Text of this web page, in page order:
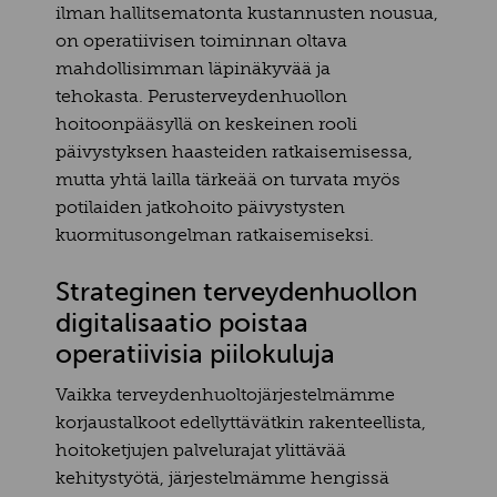
ilman hallitsematonta kustannusten nousua,
on operatiivisen toiminnan oltava
mahdollisimman läpinäkyvää ja
tehokasta. Perusterveydenhuollon
hoitoonpääsyllä on keskeinen rooli
päivystyksen haasteiden ratkaisemisessa,
mutta yhtä lailla tärkeää on turvata myös
potilaiden jatkohoito päivystysten
kuormitusongelman ratkaisemiseksi.
Strateginen terveydenhuollon
digitalisaatio poistaa
operatiivisia piilokuluja
Vaikka terveydenhuoltojärjestelmämme
korjaustalkoot edellyttävätkin rakenteellista,
hoitoketjujen palvelurajat ylittävää
kehitystyötä, järjestelmämme hengissä